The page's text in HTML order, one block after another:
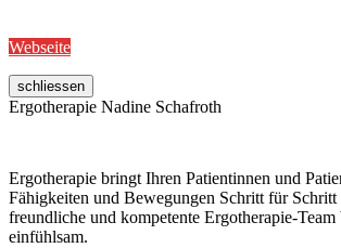
Webseite
schliessen
Ergotherapie Nadine Schafroth
Ergotherapie bringt Ihren Patientinnen und
Fähigkeiten und Bewegungen Schritt für
freundliche und kompetente Ergotherapie-Team
einfühlsam.